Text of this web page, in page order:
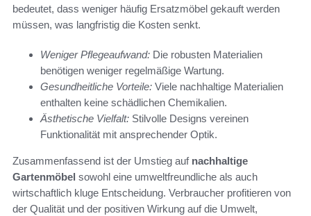
bedeutet, dass weniger häufig Ersatzmöbel gekauft werden
müssen, was langfristig die Kosten senkt.
Weniger Pflegeaufwand: Die robusten Materialien
benötigen weniger regelmäßige Wartung.
Gesundheitliche Vorteile: Viele nachhaltige Materialien
enthalten keine schädlichen Chemikalien.
Ästhetische Vielfalt: Stilvolle Designs vereinen
Funktionalität mit ansprechender Optik.
Zusammenfassend ist der Umstieg auf nachhaltige
Gartenmöbel sowohl eine umweltfreundliche als auch
wirtschaftlich kluge Entscheidung. Verbraucher profitieren von
der Qualität und der positiven Wirkung auf die Umwelt,